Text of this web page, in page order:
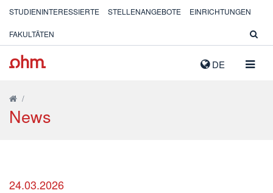
DE
STUDIENINTERESSIERTE STELLENANGEBOTE EINRICHTUNGEN
FAKULTÄTEN
/
News
24.03.2026